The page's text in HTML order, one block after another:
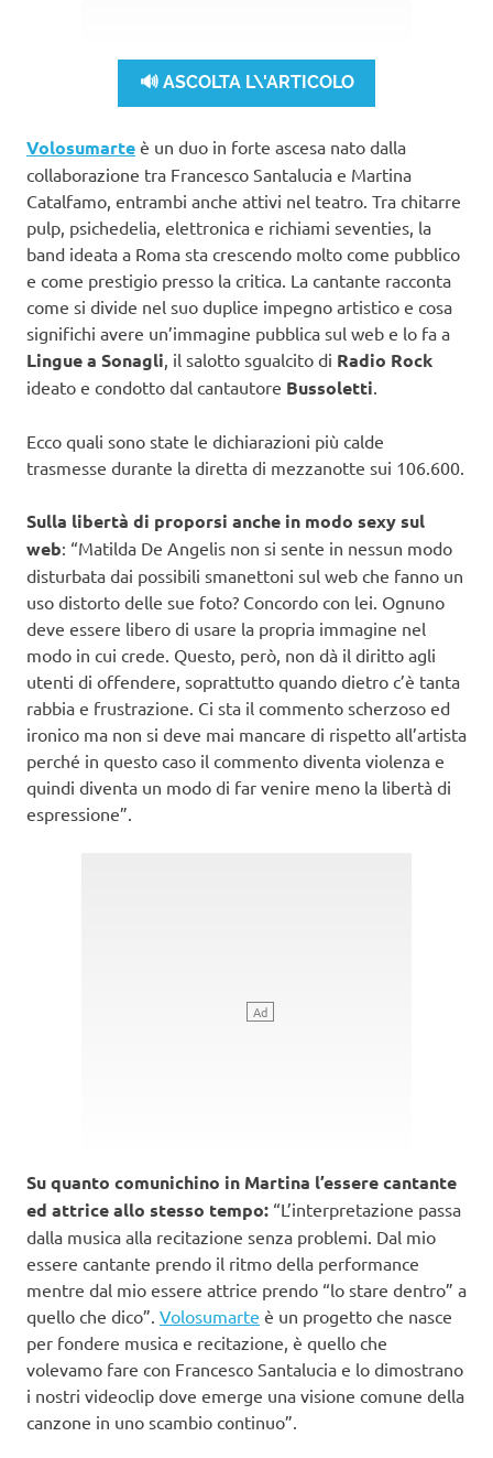
🔊 ASCOLTA L\'ARTICOLO
Volosumarte è un duo in forte ascesa nato dalla
collaborazione tra Francesco Santalucia e Martina
Catalfamo, entrambi anche attivi nel teatro. Tra chitarre
pulp, psichedelia, elettronica e richiami seventies, la
band ideata a Roma sta crescendo molto come pubblico
e come prestigio presso la critica. La cantante racconta
come si divide nel suo duplice impegno artistico e cosa
significhi avere un’immagine pubblica sul web e lo fa a
Lingue a Sonagli , il salotto sgualcito di Radio Rock
ideato e condotto dal cantautore Bussoletti
Ecco quali sono state le dichiarazioni più calde
trasmesse durante la diretta di mezzanotte sui 106.600.
Sulla libertà di proporsi anche in modo sexy sul
web: “Matilda De Angelis non si sente in nessun modo
disturbata dai possibili smanettoni sul web che fanno un
uso distorto delle sue foto? Concordo con lei. Ognuno
deve essere libero di usare la propria immagine nel
modo in cui crede. Questo, però, non dà il diritto agli
utenti di offendere, soprattutto quando dietro c’è tanta
rabbia e frustrazione. Ci sta il commento scherzoso ed
ironico ma non si deve mai mancare di rispetto all’artista
perché in questo caso il commento diventa violenza e
quindi diventa un modo di far venire meno la libertà di
espressione”.
Su quanto comunichino in Martina l’essere cantante
ed attrice allo stesso tempo: “L’interpretazione passa
dalla musica alla recitazione senza problemi. Dal mio
essere cantante prendo il ritmo della performance
mentre dal mio essere attrice prendo “lo stare dentro” a
quello che dico”. Volosumarte è un progetto che nasce
per fondere musica e recitazione, è quello che
volevamo fare con Francesco Santalucia e lo dimostrano
i nostri videoclip dove emerge una visione comune della
canzone in uno scambio continuo”.